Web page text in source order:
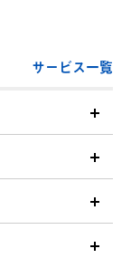
サービス一覧